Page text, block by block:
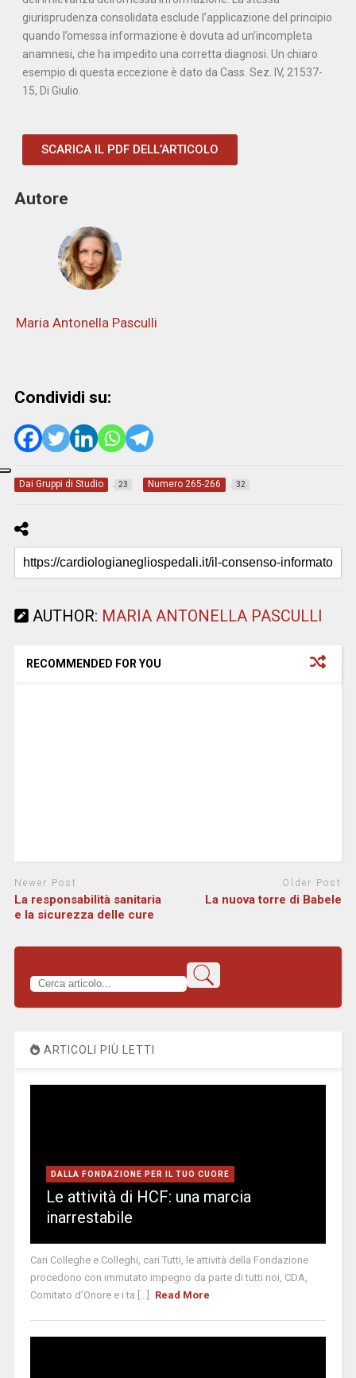
giurisprudenza consolidata esclude l’applicazione del principio
quando l’omessa informazione è dovuta ad un’incompleta
anamnesi, che ha impedito una corretta diagnosi. Un chiaro
esempio di questa eccezione è dato da Cass. Sez. IV, 21537-
15, Di Giulio.
SCARICA IL PDF DELL’ARTICOLO
Autore
Maria Antonella Pasculli
Condividi su:
Dai Gruppi di Studio 23 Numero 265-266 32
AUTHOR: MARIA ANTONELLA PASCULLI
RECOMMENDED FOR YOU
Newer Post
La responsabilità sanitaria
e la sicurezza delle cure
Older Post
La nuova torre di Babele
ARTICOLI PIÙ LETTI
DALLA FONDAZIONE PER IL TUO CUORE
Le attività di HCF: una marcia
inarrestabile
Cari Colleghe e Colleghi, cari Tutti, le attività della Fondazione
procedono con immutato impegno da parte di tutti noi, CDA,
Comitato d’Onore e i ta [...]
Read More